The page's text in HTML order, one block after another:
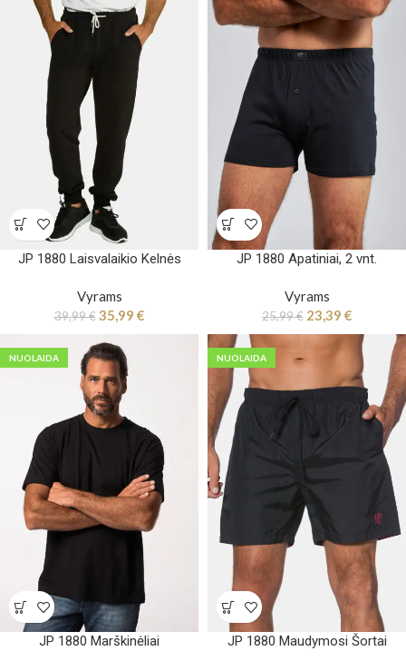
JP 1880 Laisvalaikio Kelnės
Vyrams
39,99€ 35,99 €
JP 1880 Apatiniai, 2 vnt.
Vyrams
25,99€ 23,39 €
NUOLAIDA
JP 1880 Marškinėliai
NUOLAIDA
JP 1880 Maudymosi Šortai